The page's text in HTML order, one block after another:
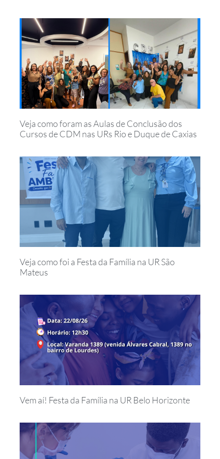
Veja como foram as Aulas de Conclusão dos
Cursos de CDM nas URs Rio e Duque de Caxias
Veja como foi a Festa da Família na UR São
Mateus
Vem aí! Festa da Família na UR Belo Horizonte